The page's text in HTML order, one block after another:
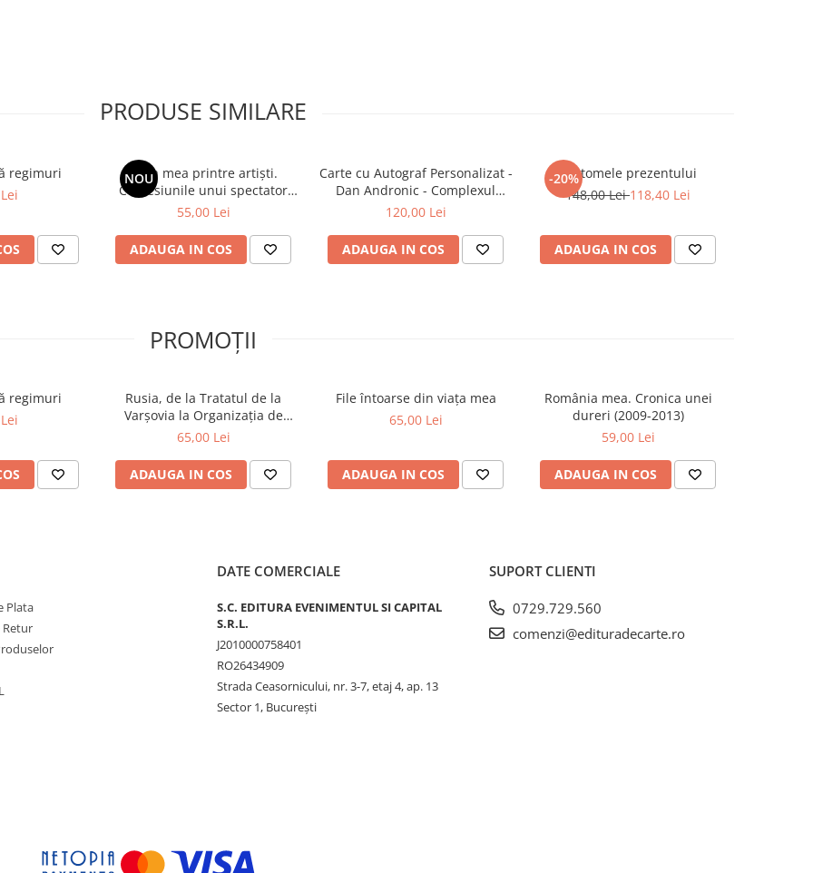
testele grila fiind
publice, antreprenorilor,PRODUSE SIMILARE
regimuri
NOU
Viața mea printre artiști.
Confesiunile unui spectator
fidel
55,00 Lei
ADAUGA IN COS
Carte cu Autograf Personalizat -
Dan Andronic - Complexul
Înaltei Porți - Ediție limitată
120,00 Lei
ADAUGA IN COS
-20%
Fantomele prezentului
148,00 Lei118,40 Lei
ADAUGA IN COS
PROMOȚII
regimuri
Rusia, de la Tratatul de la
Varșovia la Organizația de
Cooperare de la Shanghai și
65,00 Lei
ADAUGA IN COS
File întoarse din viața mea
65,00 Lei
ADAUGA IN COS
România mea. Cronica unei
dureri (2009-2013)
59,00 Lei
ADAUGA IN COS
Plata
Retur
DATE COMERCIALE
S.C. EDITURA EVENIMENTUL SI CAPITAL
S.R.L.
J2010000758401
RO26434909
Strada Ceasornicului, nr. 3-7, etaj 4, ap. 13
Sector 1, Bucureşti
SUPORT CLIENTI
0729.729.560
comenzi@edituradecarte.ro